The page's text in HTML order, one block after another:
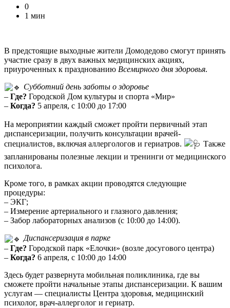
0
1 мин
В предстоящие выходные жители Домодедово смогут принять
участие сразу в двух важных медицинских акциях,
приуроченных к празднованию Всемирного дня здоровья.
Субботний день заботы о здоровье
– Где? Городской Дом культуры и спорта «Мир»
– Когда? 5 апреля, с 10:00 до 17:00
На мероприятии каждый сможет пройти первичный этап
диспансеризации, получить консультации врачей-
специалистов, включая аллергологов и гериатров.
Также
запланированы полезные лекции и тренинги от медицинского
психолога.
Кроме того, в рамках акции проводятся следующие
процедуры:
– ЭКГ;
– Измерение артериального и глазного давления;
– Забор лабораторных анализов (с 10:00 до 14:00).
Диспансеризация в парке
– Где? Городской парк «Елочки» (возле досугового центра)
– Когда? 6 апреля, с 10:00 до 14:00
Здесь будет развернута мобильная поликлиника, где вы
сможете пройти начальные этапы диспансеризации. К вашим
услугам — специалисты Центра здоровья, медицинский
психолог, врач-аллерголог и гериатр.